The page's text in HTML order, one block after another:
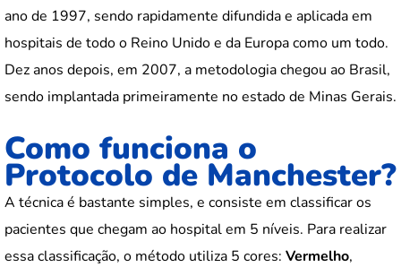
ano de 1997, sendo rapidamente difundida e aplicada em
hospitais de todo o Reino Unido e da Europa como um todo.
Dez anos depois, em 2007, a metodologia chegou ao Brasil,
sendo implantada primeiramente no estado de Minas Gerais.
Como funciona o
Protocolo de Manchester?
A técnica é bastante simples, e consiste em classificar os
pacientes que chegam ao hospital em 5 níveis. Para realizar
essa classificação, o método utiliza 5 cores: Vermelho,